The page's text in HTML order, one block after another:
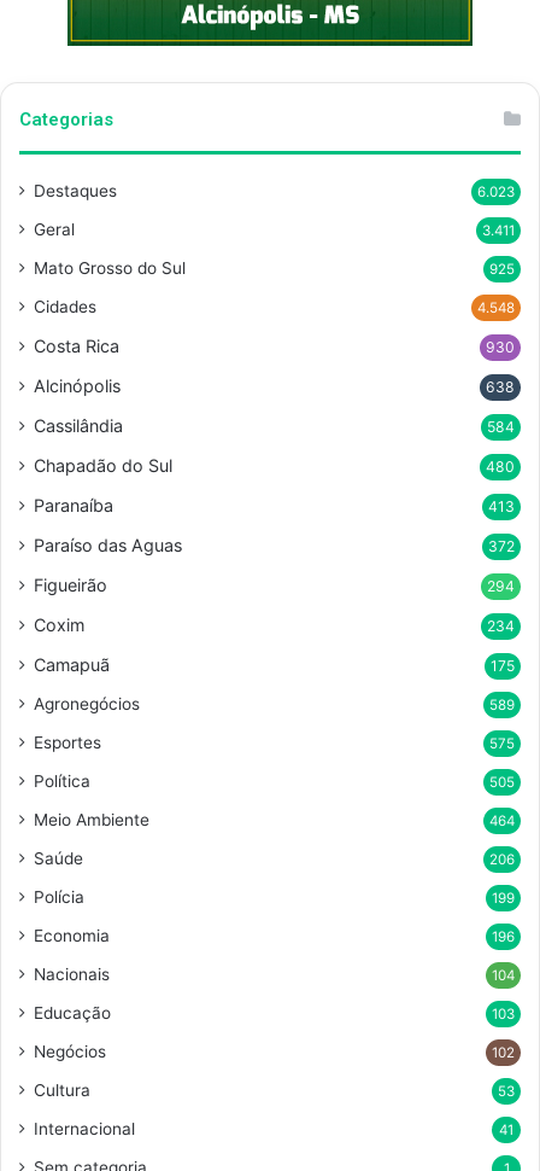
Categorias
Destaques 6.023
Geral 3.411
Mato Grosso do Sul 925
Cidades 4.548
Costa Rica 930
Alcinópolis 638
Cassilândia 584
Chapadão do Sul 480
Paranaíba 413
Paraíso das Aguas 372
Figueirão 294
Coxim 234
Camapuã 175
Agronegócios 589
Esportes 575
Política 505
Meio Ambiente 464
Saúde 206
Polícia 199
Economia 196
Nacionais 104
Educação 103
Negócios 102
Cultura 53
Internacional 41